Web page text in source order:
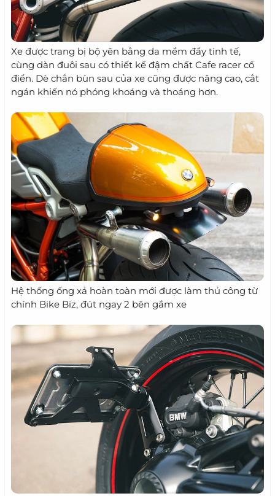
Xe được trang bị bộ yên bằng da mềm đầy tinh tế,
cùng dàn đuôi sau có thiết kế đậm chất Cafe racer cổ
điển. Dè chắn bùn sau của xe cũng được nâng cao, cắt
ngán khiến nó phóng khoáng và thoáng hơn.
Hệ thống ống xả hoàn toàn mới được làm thủ công từ
chính Bike Biz, đút ngay 2 bên gầm xe